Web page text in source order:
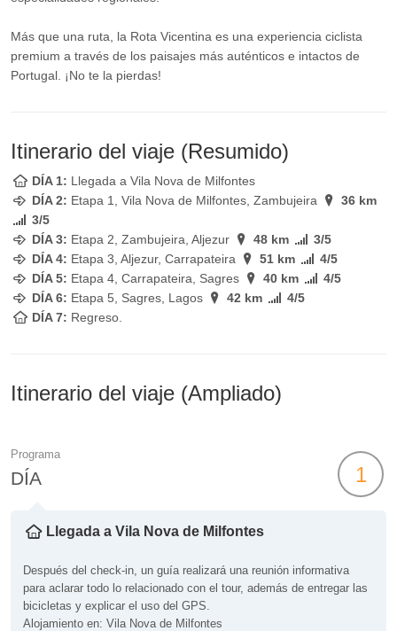
Más que una ruta, la Rota Vicentina es una experiencia ciclista
premium a través de los paisajes más auténticos e intactos de
Portugal. ¡No te la pierdas!
Itinerario del viaje (Resumido)
DÍA 1: Llegada a Vila Nova de Milfontes
DÍA 2: Etapa 1, Vila Nova de Milfontes, Zambujeira
36 km
3/5
DÍA 3: Etapa 2, Zambujeira, Aljezur 48 km
3/5
DÍA 4: Etapa 3, Aljezur, Carrapateira 51 km
4/5
DÍA 5: Etapa 4, Carrapateira, Sagres 40 km
4/5
DÍA 6: Etapa 5, Sagres, Lagos 42 km
4/5
DÍA 7: Regreso.
Itinerario del viaje (Ampliado)
Programa
DÍA 1
Llegada a Vila Nova de Milfontes
Después del check-in, un guía realizará una reunión informativa
para aclarar todo lo relacionado con el tour, además de entregar las
bicicletas y explicar el uso del GPS.
Alojamiento en: Vila Nova de Milfontes